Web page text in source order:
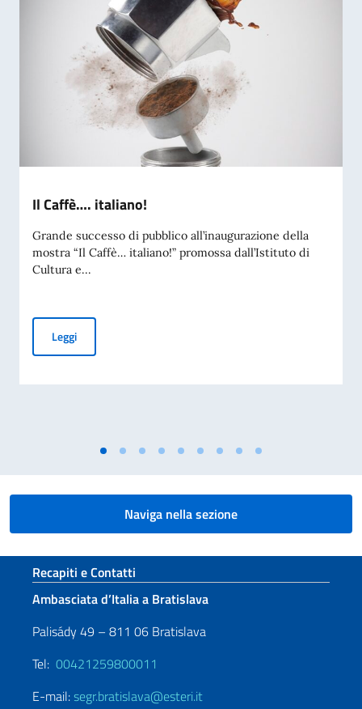
Il Caffè…. italiano!
Grande successo di pubblico all’inaugurazione della
mostra “Il Caffè… italiano!” promossa dall’Istituto di
Cultura e...
LeggiIl Caffè…. italiano!
Naviga nella sezione
Sezione footer
Recapiti e Contatti
Ambasciata d’Italia a Bratislava
Palisády 49 – 811 06 Bratislava
Tel: 00421259800011
E-mail:segr.bratislava@esteri.it